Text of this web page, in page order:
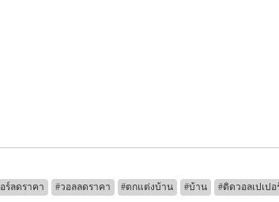
ร์ลดราคา #วอลลดราคา #ตกแต่งบ้าน #บ้าน #ติดวอลเปเปอ